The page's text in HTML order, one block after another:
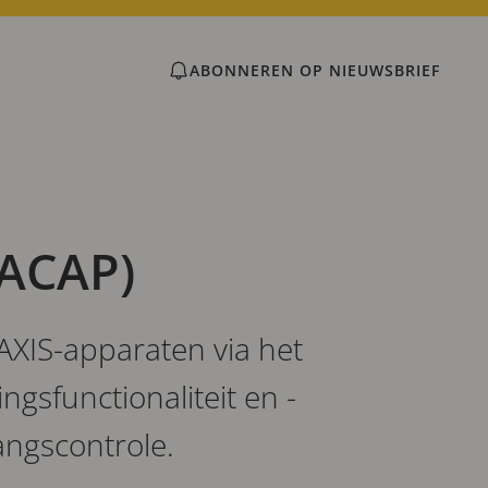
ABONNEREN OP NIEUWSBRIEF
apparaten via het
en -